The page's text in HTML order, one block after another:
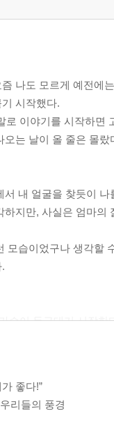
나도 모르게 예전에
시작했다.
로 이야기를 시작하
오는 날이 올 줄은 몰랐
서 내 얼굴을 찾듯이
하지만, 사실은 엄마
모습이었구나 생각할
슴이 두근대기 시작한
만 웃고 나면 씁쓸한 맛
좋다!”
리들의 풍경